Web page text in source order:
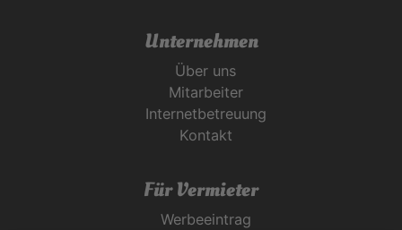
Unternehmen
Über uns
Mitarbeiter
Internetbetreuung
Kontakt
Für Vermieter
Werbeeintrag